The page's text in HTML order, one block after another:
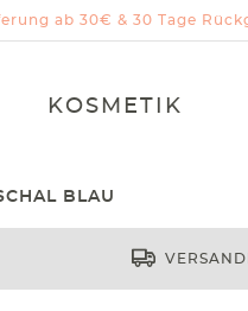
ab 30€ & 30 Tage
KOSMETIK
BLAU